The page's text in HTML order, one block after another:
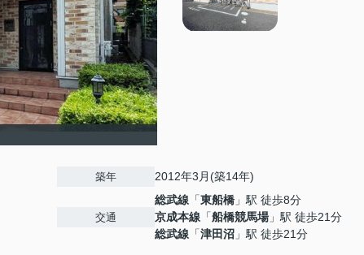
築年 2012年3月(築14年)
交通
総武線 「東船橋 」駅 徒歩8分
京成本線 「船橋競馬場」駅 徒歩21分
総武線 「津田沼 」駅 徒歩21分